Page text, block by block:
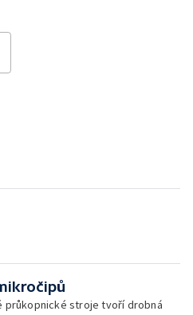
průkopnické stroje tvoří drobná